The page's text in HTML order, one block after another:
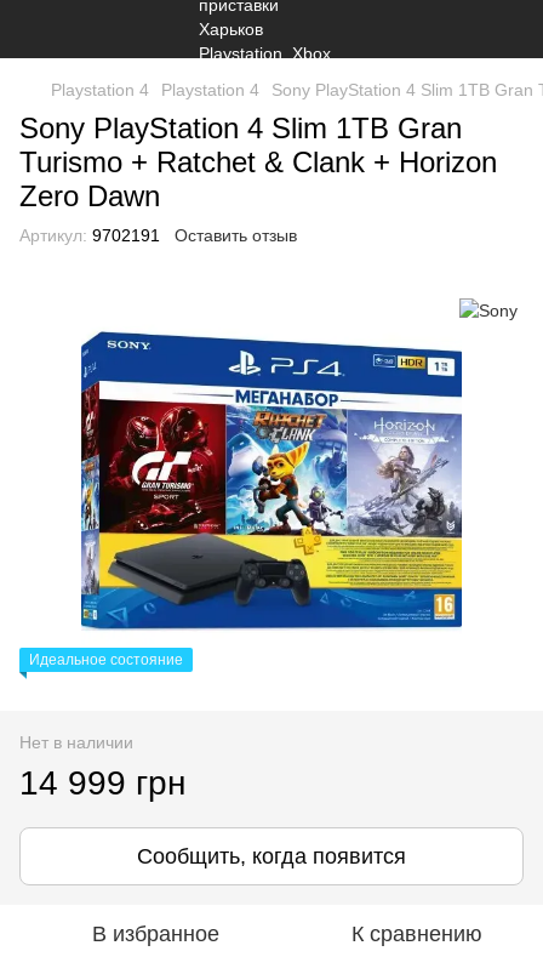
Playstation 4 Playstation 4 Sony PlayStation 4 Slim 1TB
Sony PlayStation 4 Slim 1TB Gran
Turismo + Ratchet & Clank + Horizon
Zero Dawn
Артикул: 9702191 Оставить отзыв
Идеальное состояние
Нет в наличии
14 999 грн
Сообщить, когда появится
В избранное К сравнению